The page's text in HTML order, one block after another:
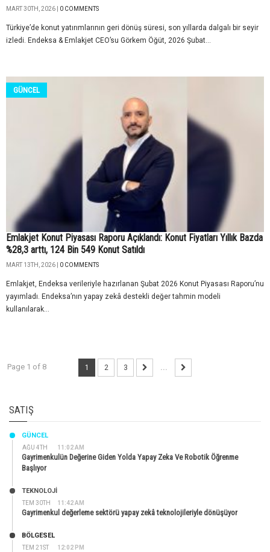
MART 30TH, 2026 | 0 COMMENTS
Türkiye’de konut yatırımlarının geri dönüş süresi, son yıllarda dalgalı bir seyir
izledi. Endeksa & Emlakjet CEO’su Görkem Öğüt, 2026 Şubat...
GÜNCEL
Emlakjet Konut Piyasası Raporu Açıklandı: Konut Fiyatları Yıllık Bazda
%28,3 arttı, 124 Bin 549 Konut Satıldı
MART 13TH, 2026 | 0 COMMENTS
Emlakjet, Endeksa verileriyle hazırlanan Şubat 2026 Konut Piyasası Raporu’nu
yayımladı. Endeksa’nın yapay zekâ destekli değer tahmin modeli
kullanılarak...
Page 1 of 8 1 2 3 ...
SATIŞ
AĞU 4TH 11:02 AM
GÜNCEL
Gayrimenkulün Değerine Giden Yolda Yapay Zeka Ve Robotik Öğrenme
Başlıyor
TEM 30TH 11:42 AM
TEKNOLOJİ
Gayrimenkul değerleme sektörü yapay zekâ teknolojileriyle dönüşüyor
TEM 21ST 12:02 PM
BÖLGESEL